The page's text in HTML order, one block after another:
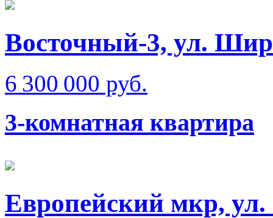
Восточный-3, ул.
6 300 000 руб.
3-комнатная квартира
Европейский мкр, ул.